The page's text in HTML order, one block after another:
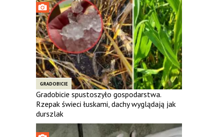
GRADOBICIE
Gradobicie spustoszyło gospodarstwa.
Rzepak świeci łuskami, dachy wyglądają jak
durszlak